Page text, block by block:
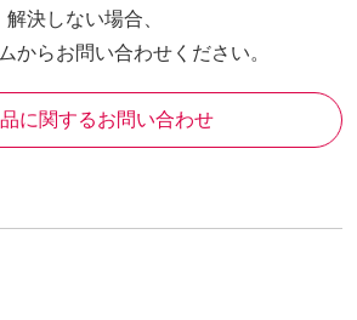
解決しない場合、
からお問い合わせください。
に関するお問い合わせ